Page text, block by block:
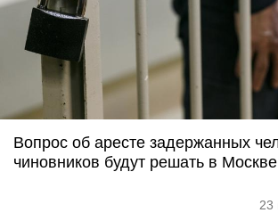
Вопрос об аресте задержанных
чиновников будут решать в Москве
23